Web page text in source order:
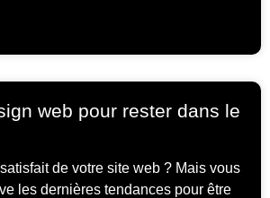
web pour rester dans le
de votre site web ? Mais vous
les dernières tendances pour être